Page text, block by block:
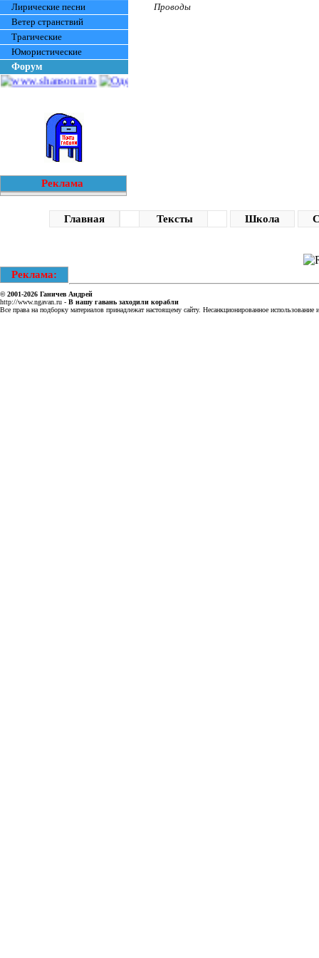
Лирические песни
Ветер странствий
Трагические
Юмористические
Форум
Реклама
Проводы
Главная Тексты Школа
Реклама:
© 2001-2026 Ганичев Андрей
http://www.ngavan.ru - В нашу гавань заходили корабли
Все права на подборку материалов принадлежат настоящему сайту. Несанкционированное